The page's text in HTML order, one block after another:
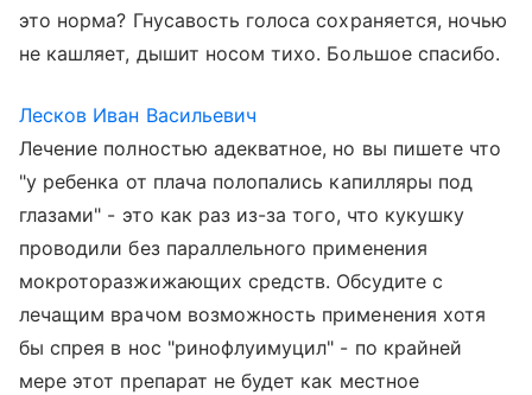
это норма? Гнусавость голоса сохраняется, ночью
не кашляет, дышит носом тихо. Большое спасибо.
Лесков Иван Васильевич
Лечение полностью адекватное, но вы пишете что
"у ребенка от плача полопались капилляры под
глазами" - это как раз из-за того, что кукушку
проводили без параллельного применения
мокроторазжижающих средств. Обсудите с
лечащим врачом возможность применения хотя
бы спрея в нос "ринофлуимуцил" - по крайней
мере этот препарат не будет как местное